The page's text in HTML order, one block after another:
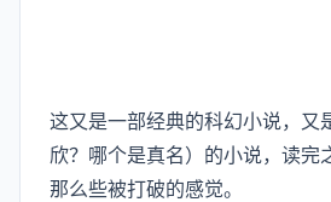
这又是一部经典的科幻小说，又
欣？哪个是真名）的小说，读完
那么些被打破的感觉。